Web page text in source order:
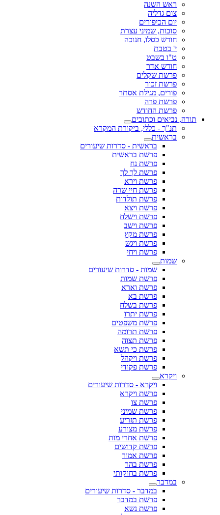
ראש השנה
צום גדליה
יום הכיפורים
סוכות, שמיני עצרת
חודש כסלו, חנוכה
י' בטבת
ט"ו בשבט
חודש אדר
פרשת שקלים
פרשת זכור
פורים, מגילת אסתר
פרשת פרה
פרשת החודש
תורה, נביאים וכתובים
תנ"ך - כללי, ביקורת המקרא
בראשית
בראשית - סדרות שיעורים
פרשת בראשית
פרשת נח
פרשת לך לך
פרשת וירא
פרשת חיי שרה
פרשת תולדות
פרשת ויצא
פרשת וישלח
פרשת וישב
פרשת מקץ
פרשת ויגש
פרשת ויחי
שמות
שמות - סדרות שיעורים
פרשת שמות
פרשת וארא
פרשת בא
פרשת בשלח
פרשת יתרו
פרשת משפטים
פרשת תרומה
פרשת תצוה
פרשת כי תשא
פרשת ויקהל
פרשת פקודי
ויקרא
ויקרא - סדרות שיעורים
פרשת ויקרא
פרשת צו
פרשת שמיני
פרשת תזריע
פרשת מצורע
פרשת אחרי מות
פרשת קדושים
פרשת אמור
פרשת בהר
פרשת בחוקותי
במדבר
במדבר - סדרות שיעורים
פרשת במדבר
פרשת נשא